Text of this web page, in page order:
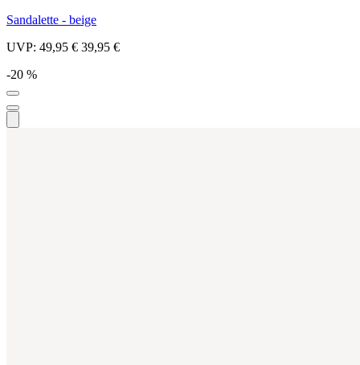
Sandalette - beige
UVP: 49,95 € 39,95 €
-20 %